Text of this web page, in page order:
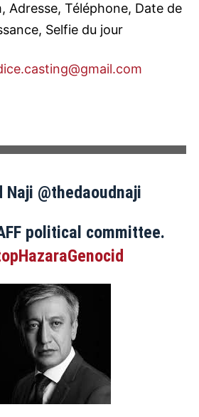
Adresse, Téléphone, Date de
Selfie du jour
Naji @thedaoudnaji
political committee.